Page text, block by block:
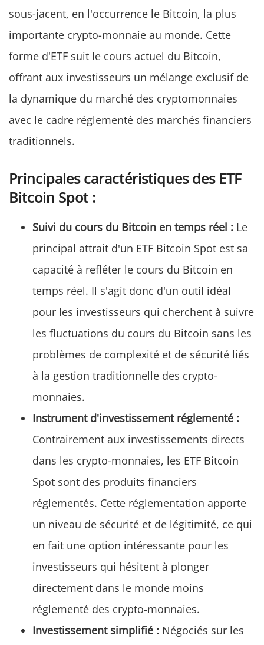
sous-jacent, en l'occurrence le Bitcoin, la plus
importante crypto-monnaie au monde. Cette
forme d'ETF suit le cours actuel du Bitcoin,
offrant aux investisseurs un mélange exclusif de
la dynamique du marché des cryptomonnaies
avec le cadre réglementé des marchés financiers
traditionnels.
Principales caractéristiques des ETF
Bitcoin Spot :
Suivi du cours du Bitcoin en temps réel : Le
principal attrait d'un ETF Bitcoin Spot est sa
capacité à refléter le cours du Bitcoin en
temps réel. Il s'agit donc d'un outil idéal
pour les investisseurs qui cherchent à suivre
les fluctuations du cours du Bitcoin sans les
problèmes de complexité et de sécurité liés
à la gestion traditionnelle des crypto-
monnaies.
Instrument d'investissement réglementé :
Contrairement aux investissements directs
dans les crypto-monnaies, les ETF Bitcoin
Spot sont des produits financiers
réglementés. Cette réglementation apporte
un niveau de sécurité et de légitimité, ce qui
en fait une option intéressante pour les
investisseurs qui hésitent à plonger
directement dans le monde moins
réglementé des crypto-monnaies.
Investissement simplifié : Négociés sur les